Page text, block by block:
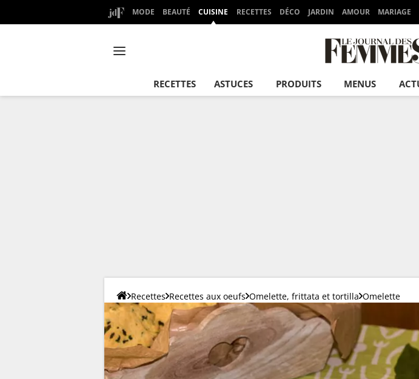
MODE BEAUTÉ CUISINE RECETTES DÉCO JARDIN AMOUR MARIAGE
RECETTES ASTUCES PRODUITS MENUS
Recettes Recettes aux oeufs Omelette, frittata et tortilla Omelette